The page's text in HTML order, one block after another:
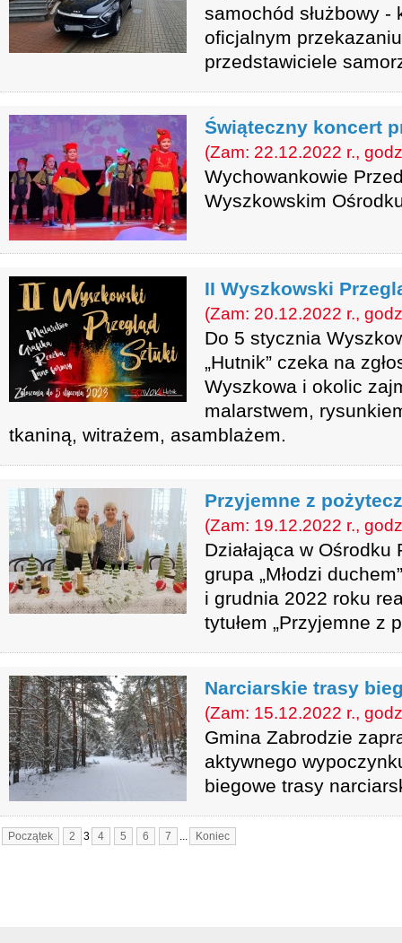
samochód służbowy -
oficjalnym
przedstawiciele
Świąteczny koncert
(Zam: 22.12.2022 r.,
Wychowankowie
Wyszkowskim
II Wyszkowski
(Zam: 20.12.2022 r.,
Do 5 stycznia
„Hutnik” czeka na
Wyszkowa i okolic
malarstwem,
tkaniną, witrażem, asamblażem.
Przyjemne z
(Zam: 19.12.2022 r.,
Działająca w Ośrodku
grupa „Młodzi
i grudnia 2022 roku
tytułem „Przyjemne z
Narciarskie trasy
(Zam: 15.12.2022 r.,
Gmina Zabrodzie
aktywnego
biegowe trasy
Początek 2 3 4 5 6 7 ... Koniec